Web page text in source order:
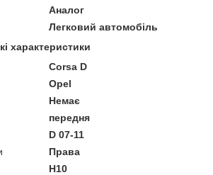
Аналог
Легковий автомобіль
характеристики
Corsa D
Opel
Немає
передня
D 07-11
Права
H10